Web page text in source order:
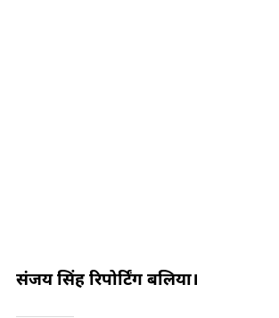
संजय सिंह रिपोर्टिंग बलिया।